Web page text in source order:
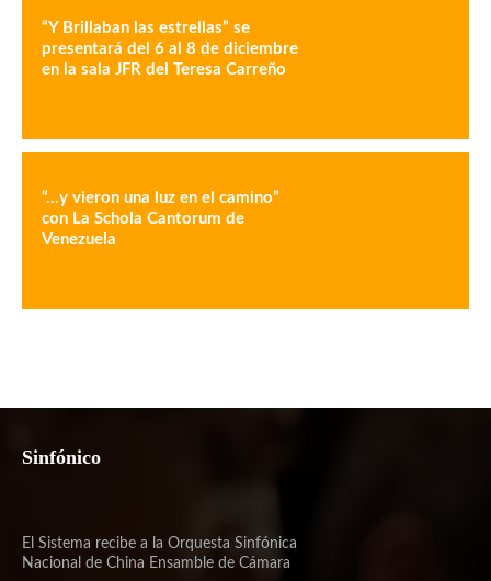
“Y Brillaban las estrellas” se
presentará del 6 al 8 de diciembre
en la sala JFR del Teresa Carreño
“…y vieron una luz en el camino”
con La Schola Cantorum de
Venezuela
Sinfónico
El Sistema recibe a la Orquesta Sinfónica
Nacional de China Ensamble de Cámara